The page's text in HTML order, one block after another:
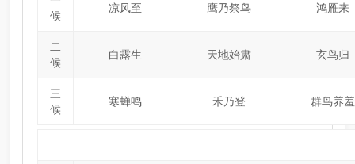
候
凉风至 鹰乃祭鸟 鸿雁来
二
候
白露生 天地始肃 玄鸟归
三
候
寒蝉鸣 禾乃登 群鸟养羞